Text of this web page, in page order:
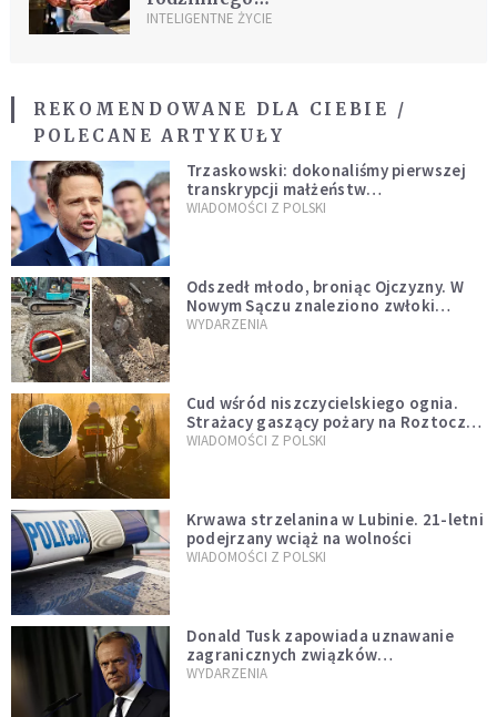
portfela
INTELIGENTNE ŻYCIE
REKOMENDOWANE DLA CIEBIE /
POLECANE ARTYKUŁY
Trzaskowski: dokonaliśmy pierwszej
transkrypcji małżeństw
jednopłciowych. “Tak jak
WIADOMOŚCI Z POLSKI
Odszedł młodo, broniąc Ojczyzny. W
Nowym Sączu znaleziono zwłoki
mężczyzny z czasów potopu
WYDARZENIA
Cud wśród niszczycielskiego ognia.
Strażacy gaszący pożary na Roztoczu
opublikowali niezwykłe zdjęcie
WIADOMOŚCI Z POLSKI
Krwawa strzelanina w Lubinie. 21-letni
podejrzany wciąż na wolności
WIADOMOŚCI Z POLSKI
Donald Tusk zapowiada uznawanie
zagranicznych związków
jednopłciowych. "Państwo oblało ten
WYDARZENIA